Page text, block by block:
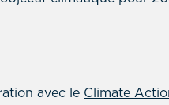
avec le Climate